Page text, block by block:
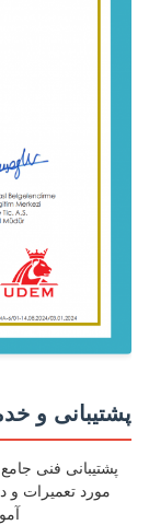
و خدمات
فنی جامع ما
مورد تعمیرات و